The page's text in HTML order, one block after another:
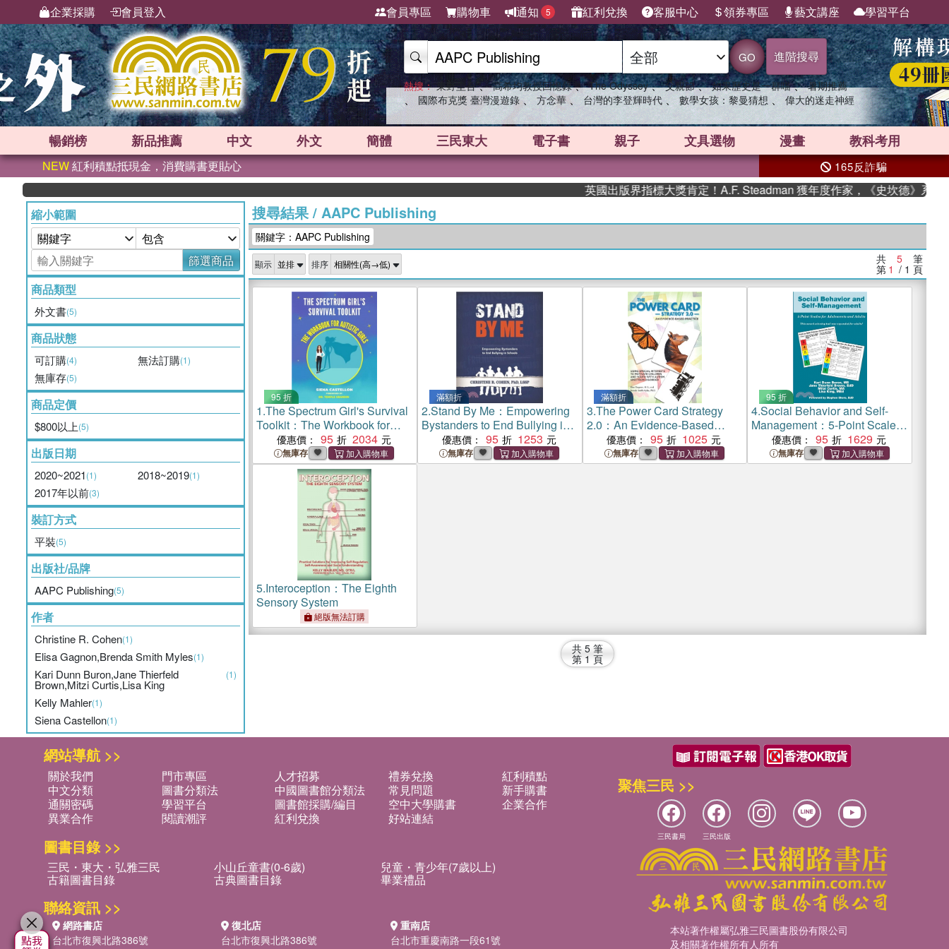
企業採購 會員登入 會員專區 購物車 通知 5 紅利兌換 客服中心 領券專區 藝文講座 學習平台
GO 進階搜尋
熱搜： 東野圭吾 、 高希均教授回憶錄 、 The Odyssey 、 父親節 、 如果歷史是一群喵 、 暑期推薦
、 國際布克獎 臺灣漫遊錄 、 方念華 、 台灣的李登輝時代 、 數學女孩：黎曼猜想 、 偉大的迷走神經
暢銷榜 新品推薦 中文 外文 簡體 三民東大 電子書 親子 文具選物 漫畫 教科考用
NEW紅利積點抵現金，消費購書更貼心 165反詐騙
英國出版界指標大獎肯定！A.F. Steadman 獲年度作家，《史坎德》系列帶
縮小範圍
篩選商品
商品類型
外文書(5)
商品狀態
可訂購(4) 無法訂購(1)
無庫存(5)
商品定價
$800以上(5)
出版日期
2020~2021(1) 2018~2019(1)
2017年以前(3)
裝訂方式
平裝(5)
出版社/品牌
AAPC Publishing(5)
作者
Christine R. Cohen(1)
Elisa Gagnon,Brenda Smith Myles(1)
Kari Dunn Buron,Jane Thierfeld
Brown,Mitzi Curtis,Lisa King
(1)
Kelly Mahler(1)
Siena Castellon(1)
搜尋結果/ AAPC Publishing
關鍵字：AAPC Publishing
顯示 排序 共 5 筆
第 1 / 1 頁
95 折
1.The Spectrum Girl's Survival
Toolkit：The Workbook for
Autistic Girls
優惠價： 95 2034
無庫存
滿額折
2.Stand By Me：Empowering
Bystanders to End Bullying in
Schools
優惠價： 95 1253
無庫存
滿額折
3.The Power Card Strategy
2.0：An Evidence-Based
Practice: Using Special
Interests to Motivate Children
and Youth with Autism
優惠價： 95 1025
無庫存
95 折
4.Social Behavior and Self-
Management：5-Point Scales
for Adolescents and Adults
優惠價： 95 1629
無庫存
5.Interoception：The Eighth
Sensory System
絕版無法訂購
共 5 筆
第 1 頁
網站導航 >>
關於我們 門市專區 人才招募 禮券兌換
紅利積點
中文分類
圖書分類法 中國圖書館分類法 常見問題
新手購書
通關密碼
學習平台 圖書館採購/編目 空中大學購書
企業合作
異業合作
閱讀潮評 紅利兌換 好站連結
圖書目錄 >>
三民・東大・弘雅三民 小山丘童書(0-6歲) 兒童・青少年(7歲以上)
古籍圖書目錄 古典圖書目錄 畢業禮品
聯絡資訊 >>
網路書店
台北市復興北路386號
復北店
台北市復興北路386號
重南店
台北市重慶南路一段61號
聚焦三民 >>
三民書局 三民出版
本站著作權屬弘雅三民圖書股份有限公司
及相關著作權所有人所有